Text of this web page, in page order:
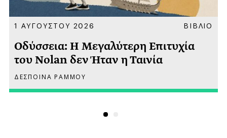
1 ΑΥΓΟΥΣΤΟΥ 2026 ΒΙΒΛΙΟ
Οδύσσεια: Η Μεγαλύτερη Επιτυχία
του Nolan δεν Ήταν η Ταινία
ΔΕΣΠΟΙΝΑ ΡΑΜΜΟΥ